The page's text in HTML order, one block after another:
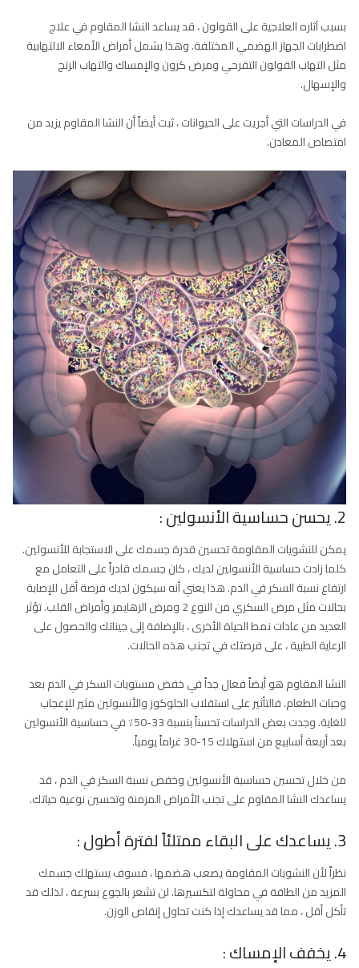
بسبب آثاره العلاجية على القولون ، قد يساعد النشا المقاوم في علاج
اضطرابات الجهاز الهضمي المختلفة. وهذا يشمل أمراض الأمعاء الالتهابية
مثل التهاب القولون التقرحي ومرض كرون والإمساك والتهاب الرتج
والإسهال.
في الدراسات التي أجريت على الحيوانات ، ثبت أيضاً أن النشا المقاوم يزيد من
امتصاص المعادن.
2. يحسن حساسية الأنسولين :
يمكن للنشويات المقاومة تحسين قدرة جسمك على الاستجابة للأنسولين.
كلما زادت حساسية الأنسولين لديك ، كان جسمك قادراً على التعامل مع
ارتفاع نسبة السكر في الدم. هذا يعني أنه سيكون لديك فرصة أقل للإصابة
بحالات مثل مرض السكري من النوع 2 ومرض الزهايمر وأمراض القلب. تؤثر
العديد من عادات نمط الحياة الأخرى ، بالإضافة إلى جيناتك والحصول على
الرعاية الطبية ، على فرصتك في تجنب هذه الحالات.
النشا المقاوم هو أيضاً فعال جداً في خفض مستويات السكر في الدم بعد
وجبات الطعام. فالتأثير على استقلاب الجلوكوز والأنسولين مثير للإعجاب
للغاية. وجدت بعض الدراسات تحسناً بنسبة 33-50٪ في حساسية الأنسولين
بعد أربعة أسابيع من استهلاك 15-30 غراماً يومياً.
من خلال تحسين حساسية الأنسولين وخفض نسبة السكر في الدم ، قد
يساعدك النشا المقاوم على تجنب الأمراض المزمنة وتحسين نوعية حياتك.
3. يساعدك على البقاء ممتلئاً لفترة أطول :
نظراً لأن النشويات المقاومة يصعب هضمها ، فسوف يستهلك جسمك
المزيد من الطاقة في محاولة لتكسيرها. لن تشعر بالجوع بسرعة ، لذلك قد
تأكل أقل ، مما قد يساعدك إذا كنت تحاول إنقاص الوزن.
4. يخفف الإمساك :